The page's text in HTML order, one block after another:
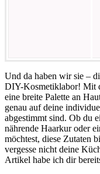
Und da haben wir sie –
DIY-Kosmetiklabor! Mit
eine breite Palette an
genau auf deine
abgestimmt sind. Ob du
nährende Haarkur oder
möchtest, diese Zutaten
vergesse nicht deine
Artikel habe ich dir